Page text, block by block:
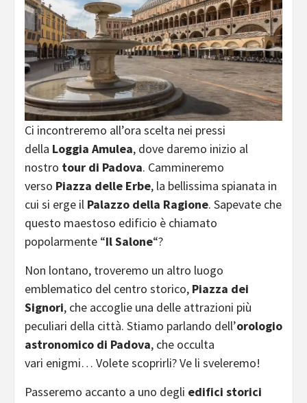
Ci incontreremo all’ora scelta nei pressi
della Loggia Amulea, dove daremo inizio al
nostro tour di Padova. Cammineremo
verso Piazza delle Erbe, la bellissima spianata in
cui si erge il Palazzo della Ragione. Sapevate che
questo maestoso edificio è chiamato
popolarmente “Il Salone“?
Non lontano, troveremo un altro luogo
emblematico del centro storico, Piazza dei
Signori, che accoglie una delle attrazioni più
peculiari della città. Stiamo parlando dell’orologio
astronomico di Padova, che occulta
vari enigmi… Volete scoprirli? Ve li sveleremo!
Passeremo accanto a uno degli edifici storici